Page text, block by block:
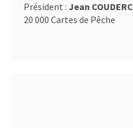
Président : Jean COUDERC
20 000 Cartes de Pêche